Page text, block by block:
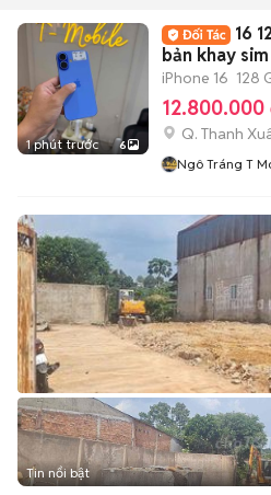
1 phút trước 6
16
bản khay sim
iPhone 16 128
12.800.000
Q. Thanh
Ngô Tráng T
Tin nổi bật